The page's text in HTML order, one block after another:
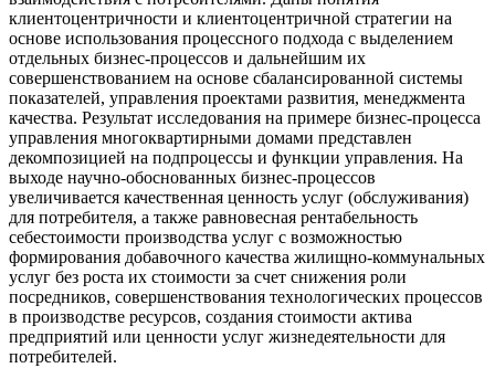
клиентоцентричности и клиентоцентричной стратегии на
основе использования процессного подхода с выделением
отдельных бизнес-процессов и дальнейшим их
совершенствованием на основе сбалансированной системы
показателей, управления проектами развития, менеджмента
качества. Результат исследования на примере бизнес-процесса
управления многоквартирными домами представлен
декомпозицией на подпроцессы и функции управления. На
выходе научно-обоснованных бизнес-процессов
увеличивается качественная ценность услуг (обслуживания)
для потребителя, а также равновесная рентабельность
себестоимости производства услуг с возможностью
формирования добавочного качества жилищно-коммунальных
услуг без роста их стоимости за счет снижения роли
посредников, совершенствования технологических процессов
в производстве ресурсов, создания стоимости актива
предприятий или ценности услуг жизнедеятельности для
потребителей.